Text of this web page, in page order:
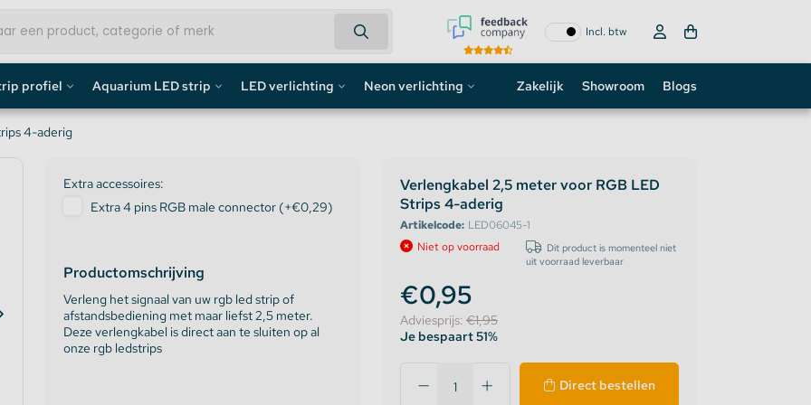
Incl. btw
profiel
/ Gipsplaten Profiel
Aquarium LED strip
Aquarium LED Strip accessoires
LED verlichting Neon verlichting
Custom neon sign
Neon LED strip
Zakelijk Showroom Blogs
4-aderig
Extra accessoires:
Extra 4 pins RGB male connector (+€0,29)
Productomschrijving
Verleng het signaal van uw rgb led strip of
afstandsbediening met maar liefst 2,5 meter.
Deze verlengkabel is direct aan te sluiten op al
onze rgb ledstrips
Verlengkabel 2,5 meter voor RGB LED
Strips 4-aderig
Artikelcode: LED06045-1
Niet op voorraad
Dit product is momenteel niet
uit voorraad leverbaar
€0,95
Adviesprijs: €1,95
Je bespaart 51%
Direct bestellen